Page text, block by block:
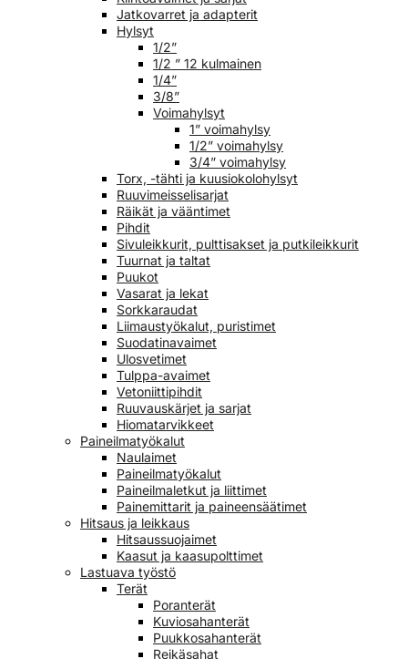
Jatkovarret ja adapterit
Hylsyt
1/2”
1/2 ” 12 kulmainen
1/4”
3/8”
Voimahylsyt
1” voimahylsy
1/2” voimahylsy
3/4” voimahylsy
Torx, -tähti ja kuusiokolohylsyt
Ruuvimeisselisarjat
Räikät ja vääntimet
Pihdit
Sivuleikkurit, pulttisakset ja putkileikkurit
Tuurnat ja taltat
Puukot
Vasarat ja lekat
Sorkkaraudat
Liimaustyökalut, puristimet
Suodatinavaimet
Ulosvetimet
Tulppa-avaimet
Vetoniittipihdit
Ruuvauskärjet ja sarjat
Hiomatarvikkeet
Paineilmatyökalut
Naulaimet
Paineilmatyökalut
Paineilmaletkut ja liittimet
Painemittarit ja paineensäätimet
Hitsaus ja leikkaus
Hitsaussuojaimet
Kaasut ja kaasupolttimet
Lastuava työstö
Terät
Poranterät
Kuviosahanterät
Puukkosahanterät
Reikäsahat